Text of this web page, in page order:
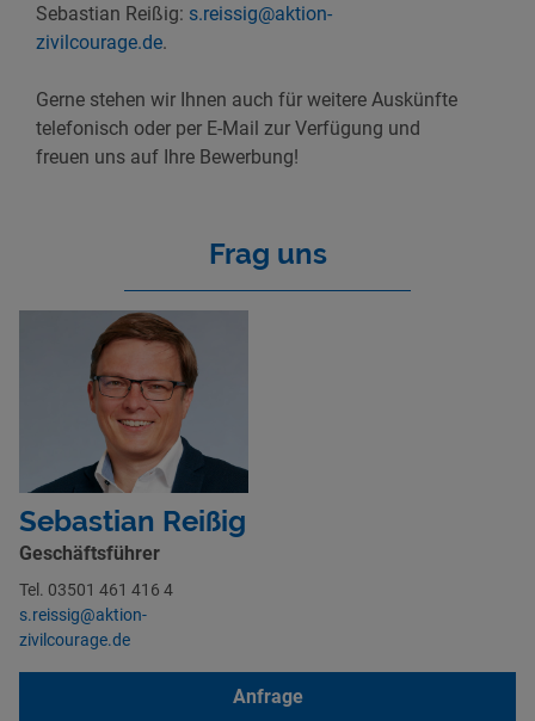
Sebastian Reißig: s.reissig@aktion-
zivilcourage.de.
Gerne stehen wir Ihnen auch für weitere Auskünfte
telefonisch oder per E-Mail zur Verfügung und
freuen uns auf Ihre Bewerbung!
Frag uns
Sebastian Reißig
Geschäftsführer
Tel. 03501 461 416 4
s.reissig@aktion-
zivilcourage.de
Anfrage